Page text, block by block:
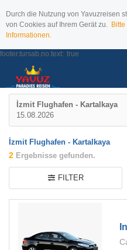
Durch die Nutzung von Yavuzreisen
von Cookies auf Ihrem Gerät zu.
Informationen.
footer.tursab.no.text: true
İzmit Flughafen - Kartalkaya
15.08.2026
İzmit Flughafen - Kartalkaya
2 Ergebnisse gefunden.
FILTER